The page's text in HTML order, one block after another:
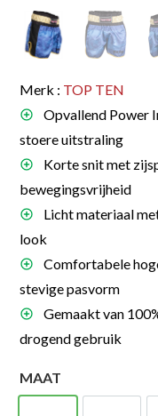
Merk : TOP TEN
Opvallend Power
stoere uitstraling
Korte snit met
bewegingsvrijheid
Licht materiaal
look
Comfortabele
stevige pasvorm
Gemaakt van
drogend gebruik
MAAT